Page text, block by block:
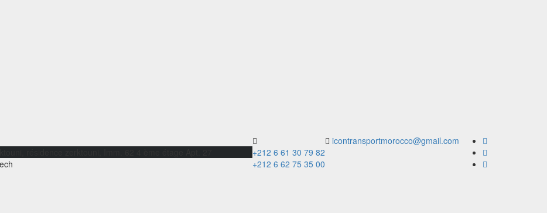
icontransportmorocco@gmail.com
+212 6 61 30 79 82
+212 6 62 75 35 00